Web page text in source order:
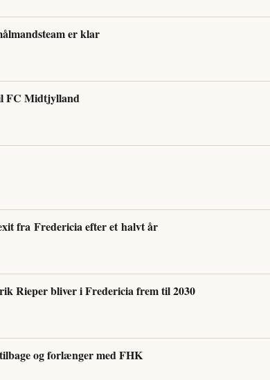
er klar
FC Midtjylland
fra Fredericia efter et halvt år
Rieper bliver i Fredericia frem til 2030
og forlænger med FHK